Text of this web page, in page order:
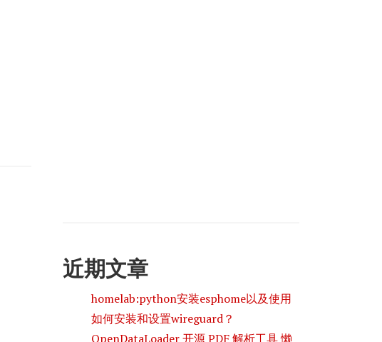
近期文章
homelab:python安装esphome以及使用
如何安装和设置wireguard？
OpenDataLoader 开源 PDF 解析工具 懒